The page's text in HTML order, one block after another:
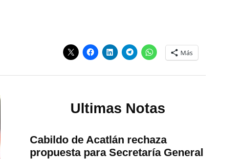
Más
Ultimas Notas
Cabildo de Acatlán rechaza
propuesta para Secretaría General